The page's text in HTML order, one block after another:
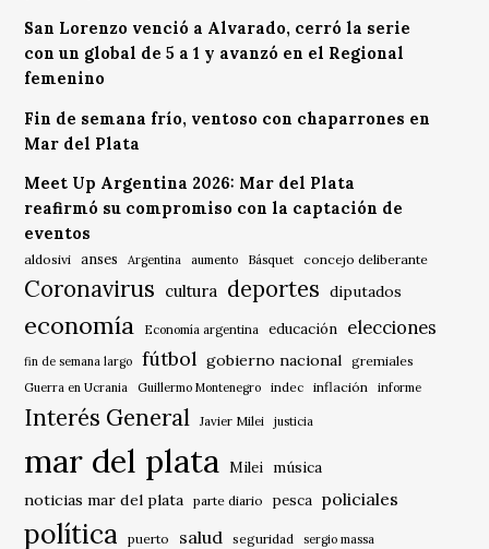
San Lorenzo venció a Alvarado, cerró la serie
con un global de 5 a 1 y avanzó en el Regional
femenino
Fin de semana frío, ventoso con chaparrones en
Mar del Plata
Meet Up Argentina 2026: Mar del Plata
reafirmó su compromiso con la captación de
eventos
aldosivi anses Argentina aumento Básquet concejo deliberante
Coronavirus cultura deportes diputados
economía Economía argentina educación elecciones
fin de semana largo fútbol gobierno nacional gremiales
Guerra en Ucrania Guillermo Montenegro indec inflación informe
Interés General Javier Milei justicia
mar del plata Milei música
noticias mar del plata
parte diario pesca policiales
política puerto salud seguridad sergio massa